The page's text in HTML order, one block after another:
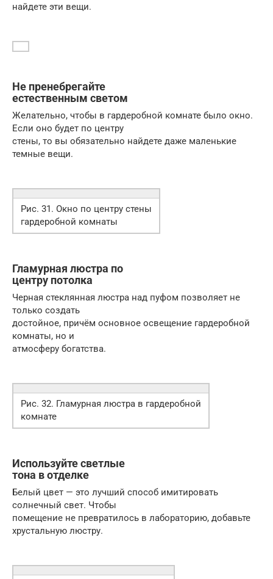
найдете эти вещи.
Не пренебрегайте
естественным светом
Желательно, чтобы в гардеробной комнате было окно.
Если оно будет по центру
стены, то вы обязательно найдете даже маленькие
темные вещи.
Рис. 31. Окно по центру стены
гардеробной комнаты
Гламурная люстра по
центру потолка
Черная стеклянная люстра над пуфом позволяет не
только создать
достойное, причём основное освещение гардеробной
комнаты, но и
атмосферу богатства.
Рис. 32. Гламурная люстра в гардеробной
комнате
Используйте светлые
тона в отделке
Белый цвет — это лучший способ имитировать
солнечный свет. Чтобы
помещение не превратилось в лабораторию, добавьте
хрустальную люстру.